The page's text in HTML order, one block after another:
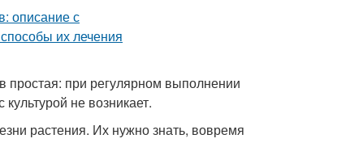
простая: при регулярном выполнении
не возникает.
растения. Их нужно знать, вовремя